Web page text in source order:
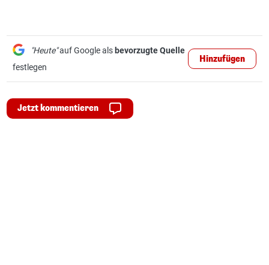
"Heute"auf Google als bevorzugte Quelle
festlegen
Hinzufügen
Jetzt kommentieren